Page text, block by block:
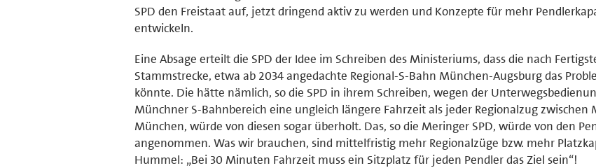
SPD den Freistaat auf, jetzt dringend aktiv zu werden und Konzepte für mehr
entwickeln.
Eine Absage erteilt die SPD der Idee im Schreiben des Ministeriums, dass die nach
Stammstrecke, etwa ab 2034 angedachte Regional-S-Bahn München-Augsburg das
könnte. Die hätte nämlich, so die SPD in ihrem Schreiben, wegen der
Münchner S-Bahnbereich eine ungleich längere Fahrzeit als jeder Regionalzug zwischen
München, würde von diesen sogar überholt. Das, so die Meringer SPD, würde von den
angenommen. Was wir brauchen, sind mittelfristig mehr Regionalzüge bzw. mehr
Hummel: „Bei 30 Minuten Fahrzeit muss ein Sitzplatz für jeden Pendler das Ziel sein“!